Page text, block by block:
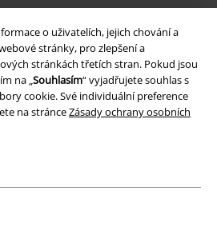
o uživatelích, jejich chování a
stránky, pro zlepšení a
stránkách třetích stran. Pokud jsou
na „Souhlasím“ vyjadřujete souhlas s
cookie. Své individuální preference
na stránceZásady ochrany osobních